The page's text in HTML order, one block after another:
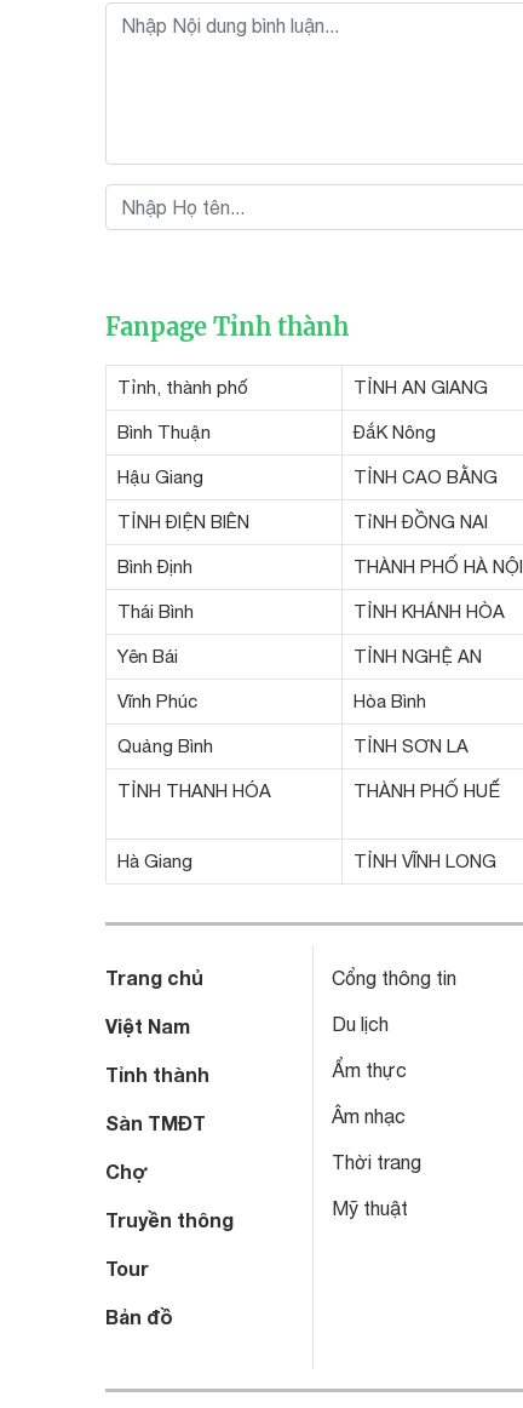
Fanpage Tỉnh thành
Tỉnh, thành phố TỈNH AN GIANG
Bình Thuận ĐắK Nông
Hậu Giang TỈNH CAO BẰNG
TỈNH ĐIỆN BIÊN TỉNH ĐỒNG NAI
Bình Định THÀNH PHỐ HÀ NỘI
Thái Bình TỈNH KHÁNH HÒA
Yên Bái TỈNH NGHỆ AN
Vĩnh Phúc Hòa Bình
Quảng Bình TỈNH SƠN LA
TỈNH THANH HÓA THÀNH PHỐ HUẾ
Hà Giang TỈNH VĨNH LONG
Trang chủ
Việt Nam
Tỉnh thành
Sàn TMĐT
Chợ
Truyền thông
Tour
Bản đồ
Cổng thông tin
Du lịch
Ẩm thực
Âm nhạc
Thời trang
Mỹ thuật